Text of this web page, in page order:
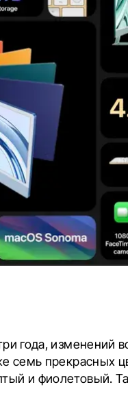
года, изменений
семь прекрасных
и фиолетовый.